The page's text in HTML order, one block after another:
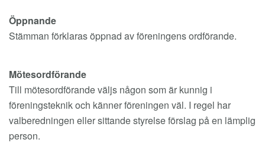
Öppnande
Stämman förklaras öppnad av föreningens ordförande.
Mötesordförande
Till mötesordförande väljs någon som är kunnig i
föreningsteknik och känner föreningen väl. I regel har
valberedningen eller sittande styrelse förslag på en lämplig
person.